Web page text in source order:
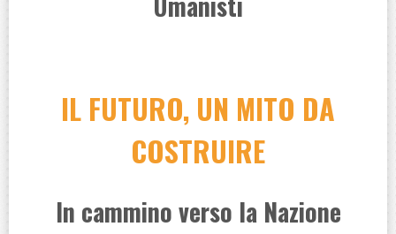
IL FUTURO, UN MITO DA
COSTRUIRE
In cammino verso la Nazione